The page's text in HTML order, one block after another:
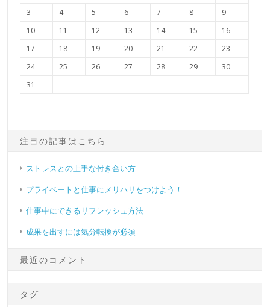
3
4 5 6 7 8
9
10
11 12 13 14 15
16
17
18 19 20 21 22
23
24
25 26 27 28 29
30
31
注目の記事はこちら
ストレスとの上手な付き合い方
プライベートと仕事にメリハリをつけよう！
仕事中にできるリフレッシュ方法
成果を出すには気分転換が必須
最近のコメント
タグ